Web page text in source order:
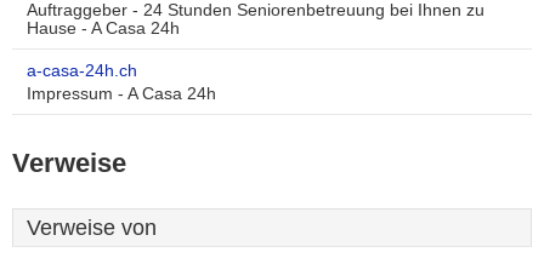
Auftraggeber - 24 Stunden Seniorenbetreuung bei Ihnen zu
Hause - A Casa 24h
a-casa-24h.ch
Impressum - A Casa 24h
Verweise
Verweise von